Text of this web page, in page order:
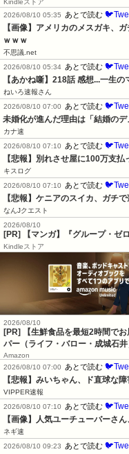
Kindleストア
2026/08/10 05:35 あとで読む
【画像】アメリカのメスガキ、
ｗｗｗ
不思議.net
2026/08/10 05:34 あとで読む
【あかね噺】218話 感想...一生の
ねいろ速報さん
2026/08/10 07:00 あとで読む
未婚化が進んだ理由は「結婚のデ
カナ速
2026/08/10 07:10 あとで読む
【悲報】別れさせ屋に100万支
キスログ
2026/08/10 07:10 あとで読む
【悲報】ケニアのスイカ、ガチ
なんJクエスト
2026/08/10
[PR] 【マンガ】『グループ・ゼ
Kindleストア
2026/08/10
[PR] 【生鮮食品を最短2時間で
パー（ライフ・バロー・成城石井
Amazon
2026/08/10 07:00
あとで読む
【悲報】みいちゃん、ド直球な
VIPPER速報
2026/08/10 07:10
あとで読む
【画像】人気ユーチューバーさ
ネギ速
2026/08/10 09:23
あとで読む